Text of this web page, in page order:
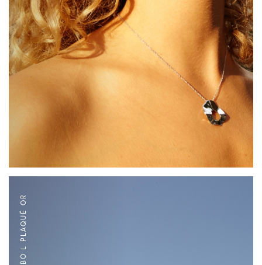
BO L PLAQUÉ OR